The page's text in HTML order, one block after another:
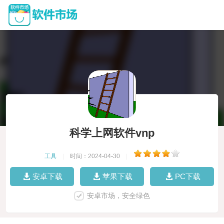
科学上网软件vnp
工具 时间：2024-04-30
安卓下载 苹果下载 PC下载
安卓市场，安全绿色